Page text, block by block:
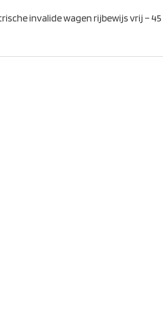
invalide wagen rijbewijs vrij –